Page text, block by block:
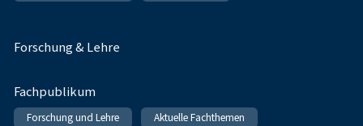
Forschung & Lehre
Fachpublikum
Forschung und Lehre Aktuelle Fachthemen